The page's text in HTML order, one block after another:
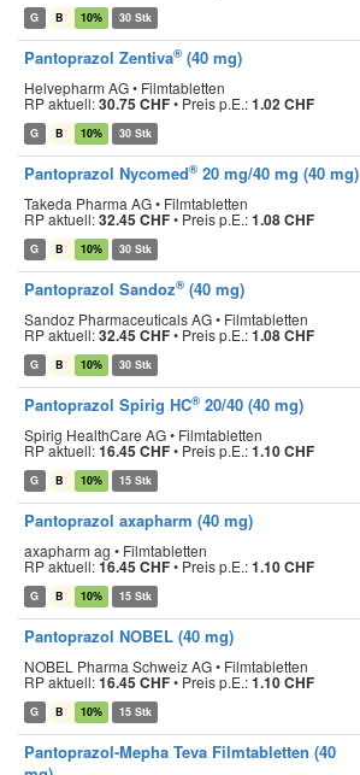
G B 10% 30 Stk
Pantoprazol Zentiva® (40 mg)
Helvepharm AG • Filmtabletten
RP aktuell:30.75 CHF• Preis p.E.:1.02 CHF
G B 10% 30 Stk
Pantoprazol Nycomed® 20 mg/40 mg (40 mg)
Takeda Pharma AG • Filmtabletten
RP aktuell:32.45 CHF• Preis p.E.:1.08 CHF
G B 10% 30 Stk
Pantoprazol Sandoz® (40 mg)
Sandoz Pharmaceuticals AG • Filmtabletten
RP aktuell:32.45 CHF• Preis p.E.:1.08 CHF
G B 10% 30 Stk
Pantoprazol Spirig HC® 20/40 (40 mg)
Spirig HealthCare AG • Filmtabletten
RP aktuell:16.45 CHF• Preis p.E.:1.10 CHF
G B 10% 15 Stk
Pantoprazol axapharm (40 mg)
axapharm ag • Filmtabletten
RP aktuell:16.45 CHF• Preis p.E.:1.10 CHF
G B 10% 15 Stk
Pantoprazol NOBEL (40 mg)
NOBEL Pharma Schweiz AG • Filmtabletten
RP aktuell:16.45 CHF• Preis p.E.:1.10 CHF
G B 10% 15 Stk
Pantoprazol-Mepha Teva Filmtabletten (40